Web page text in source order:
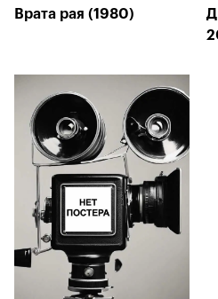
Врата рая (1980)